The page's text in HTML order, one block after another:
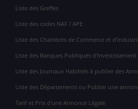
Liste des Greffes
Liste des codes NAF / APE
Liste des Chambres de Commerce et
Liste des Banques Publiques d'Investissement
Liste des Journaux Habilités à publier des
Liste des Départements ou Publier une
Tarif et Prix d'une Annonce Légale